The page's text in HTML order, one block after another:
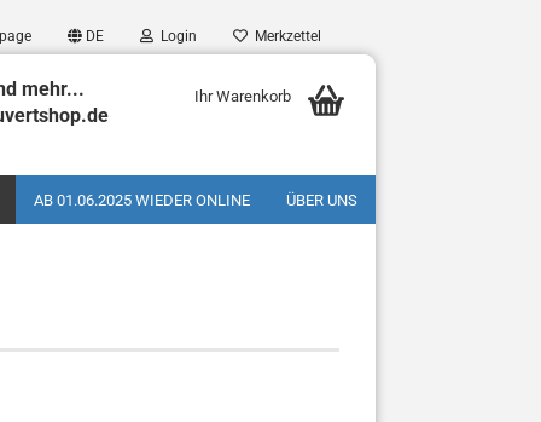
DE Login Merkzettel
mehr...
Ihr Warenkorb
AB 01.06.2025 WIEDER ONLINE ÜBER UNS